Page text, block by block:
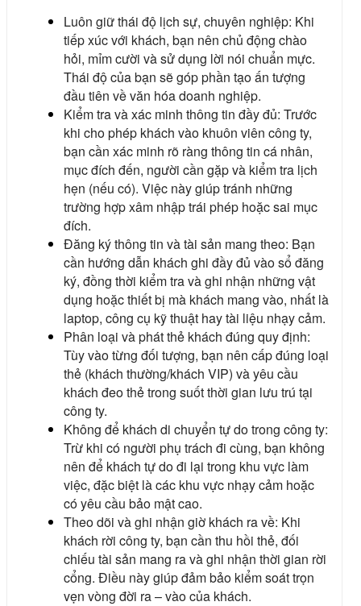
Luôn giữ thái độ lịch sự, chuyên nghiệp: Khi
tiếp xúc với khách, bạn nên chủ động chào
hỏi, mỉm cười và sử dụng lời nói chuẩn mực.
Thái độ của bạn sẽ góp phần tạo ấn tượng
đầu tiên về văn hóa doanh nghiệp.
Kiểm tra và xác minh thông tin đầy đủ: Trước
khi cho phép khách vào khuôn viên công ty,
bạn cần xác minh rõ ràng thông tin cá nhân,
mục đích đến, người cần gặp và kiểm tra lịch
hẹn (nếu có). Việc này giúp tránh những
trường hợp xâm nhập trái phép hoặc sai mục
đích.
Đăng ký thông tin và tài sản mang theo: Bạn
cần hướng dẫn khách ghi đầy đủ vào sổ đăng
ký, đồng thời kiểm tra và ghi nhận những vật
dụng hoặc thiết bị mà khách mang vào, nhất là
laptop, công cụ kỹ thuật hay tài liệu nhạy cảm.
Phân loại và phát thẻ khách đúng quy định:
Tùy vào từng đối tượng, bạn nên cấp đúng loại
thẻ (khách thường/khách VIP) và yêu cầu
khách đeo thẻ trong suốt thời gian lưu trú tại
công ty.
Không để khách di chuyển tự do trong công ty:
Trừ khi có người phụ trách đi cùng, bạn không
nên để khách tự do đi lại trong khu vực làm
việc, đặc biệt là các khu vực nhạy cảm hoặc
có yêu cầu bảo mật cao.
Theo dõi và ghi nhận giờ khách ra về: Khi
khách rời công ty, bạn cần thu hồi thẻ, đối
chiếu tài sản mang ra và ghi nhận thời gian rời
cổng. Điều này giúp đảm bảo kiểm soát trọn
vẹn vòng đời ra – vào của khách.